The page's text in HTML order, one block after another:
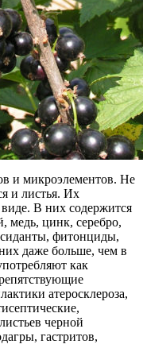
и микроэлементов. Не
и листья. Их
В них содержится
медь, цинк, серебро,
фитонциды,
даже больше, чем в
как
атеросклероза,
черной
гастритов,